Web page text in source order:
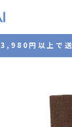
3,980円以上で